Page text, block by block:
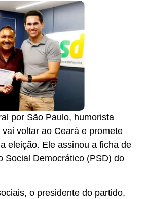
por São Paulo, humorista
voltar ao Ceará e promete
eleição. Ele assinou a ficha de
Social Democrático (PSD) do
o presidente do partido,